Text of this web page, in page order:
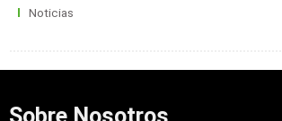
Noticias